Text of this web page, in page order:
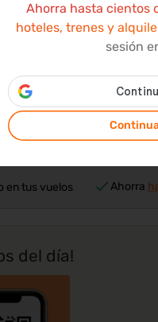
Precio Prime
y reserva
en tus vuelos Ahorra
del día!
Ahorra hasta cientos
hoteles, trenes y
sesión